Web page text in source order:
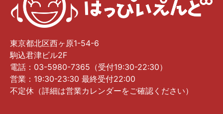
東京都北区西ヶ原1-54-6
駒込君津ビル2F
電話：03-5980-7365（受付19:30-22:30）
営業：19:30-23:30 最終受付22:00
不定休（詳細は営業カレンダーをご確認ください）